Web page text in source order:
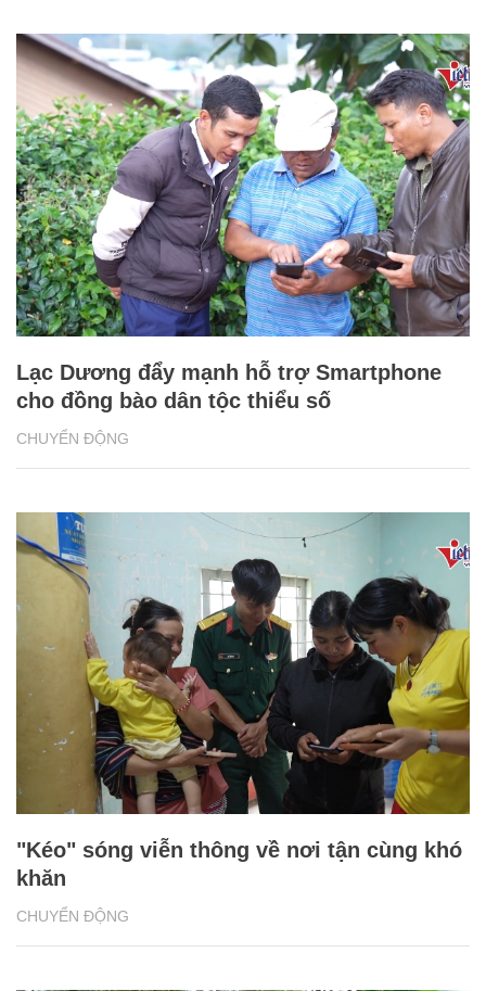
CHUYỂN ĐỘNG
Lạc Dương đẩy mạnh hỗ trợ Smartphone
cho đồng bào dân tộc thiểu số
CHUYỂN ĐỘNG
"Kéo" sóng viễn thông về nơi tận cùng khó
khăn